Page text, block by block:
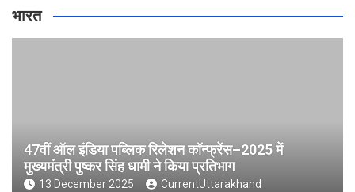
भारत
47वीं ऑल इंडिया पब्लिक रिलेशन कॉन्फ्रेंस–2025 में
मुख्यमंत्री पुष्कर सिंह धामी ने किया प्रतिभाग
13 December 2025 CurrentUttarakhand